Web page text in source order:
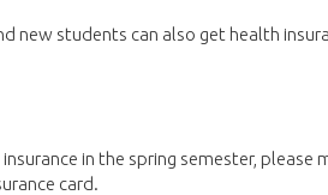
new students can also get health
insurance in the spring semester, please
card.